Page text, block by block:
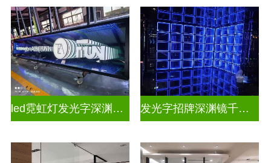
led霓虹灯发光字深渊镜千层镜 发光字招牌深渊镜千层镜